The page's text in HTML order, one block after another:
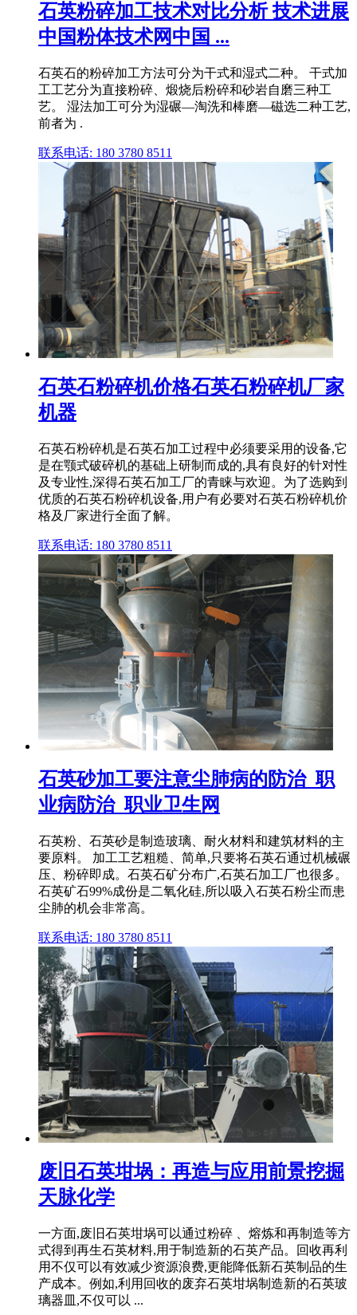
石英粉碎加工技术对比分析 技术进展
中国粉体技术网中国 ...
石英石的粉碎加工方法可分为干式和湿式二种。 干式加
工工艺分为直接粉碎、煅烧后粉碎和砂岩自磨三种工
艺。 湿法加工可分为湿碾—淘洗和棒磨—磁选二种工艺,
前者为 .
联系电话: 180 3780 8511
石英石粉碎机价格石英石粉碎机厂家
机器
石英石粉碎机是石英石加工过程中必须要采用的设备,它
是在颚式破碎机的基础上研制而成的,具有良好的针对性
及专业性,深得石英石加工厂的青睐与欢迎。为了选购到
优质的石英石粉碎机设备,用户有必要对石英石粉碎机价
格及厂家进行全面了解。
联系电话: 180 3780 8511
石英砂加工要注意尘肺病的防治_职
业病防治_职业卫生网
石英粉、石英砂是制造玻璃、耐火材料和建筑材料的主
要原料。 加工工艺粗糙、简单,只要将石英石通过机械碾
压、粉碎即成。石英石矿分布广,石英石加工厂也很多。
石英矿石99%成份是二氧化硅,所以吸入石英石粉尘而患
尘肺的机会非常高。
联系电话: 180 3780 8511
废旧石英坩埚：再造与应用前景挖掘
天脉化学
一方面,废旧石英坩埚可以通过粉碎 、熔炼和再制造等方
式得到再生石英材料,用于制造新的石英产品。回收再利
用不仅可以有效减少资源浪费,更能降低新石英制品的生
产成本。例如,利用回收的废弃石英坩埚制造新的石英玻
璃器皿,不仅可以 ...